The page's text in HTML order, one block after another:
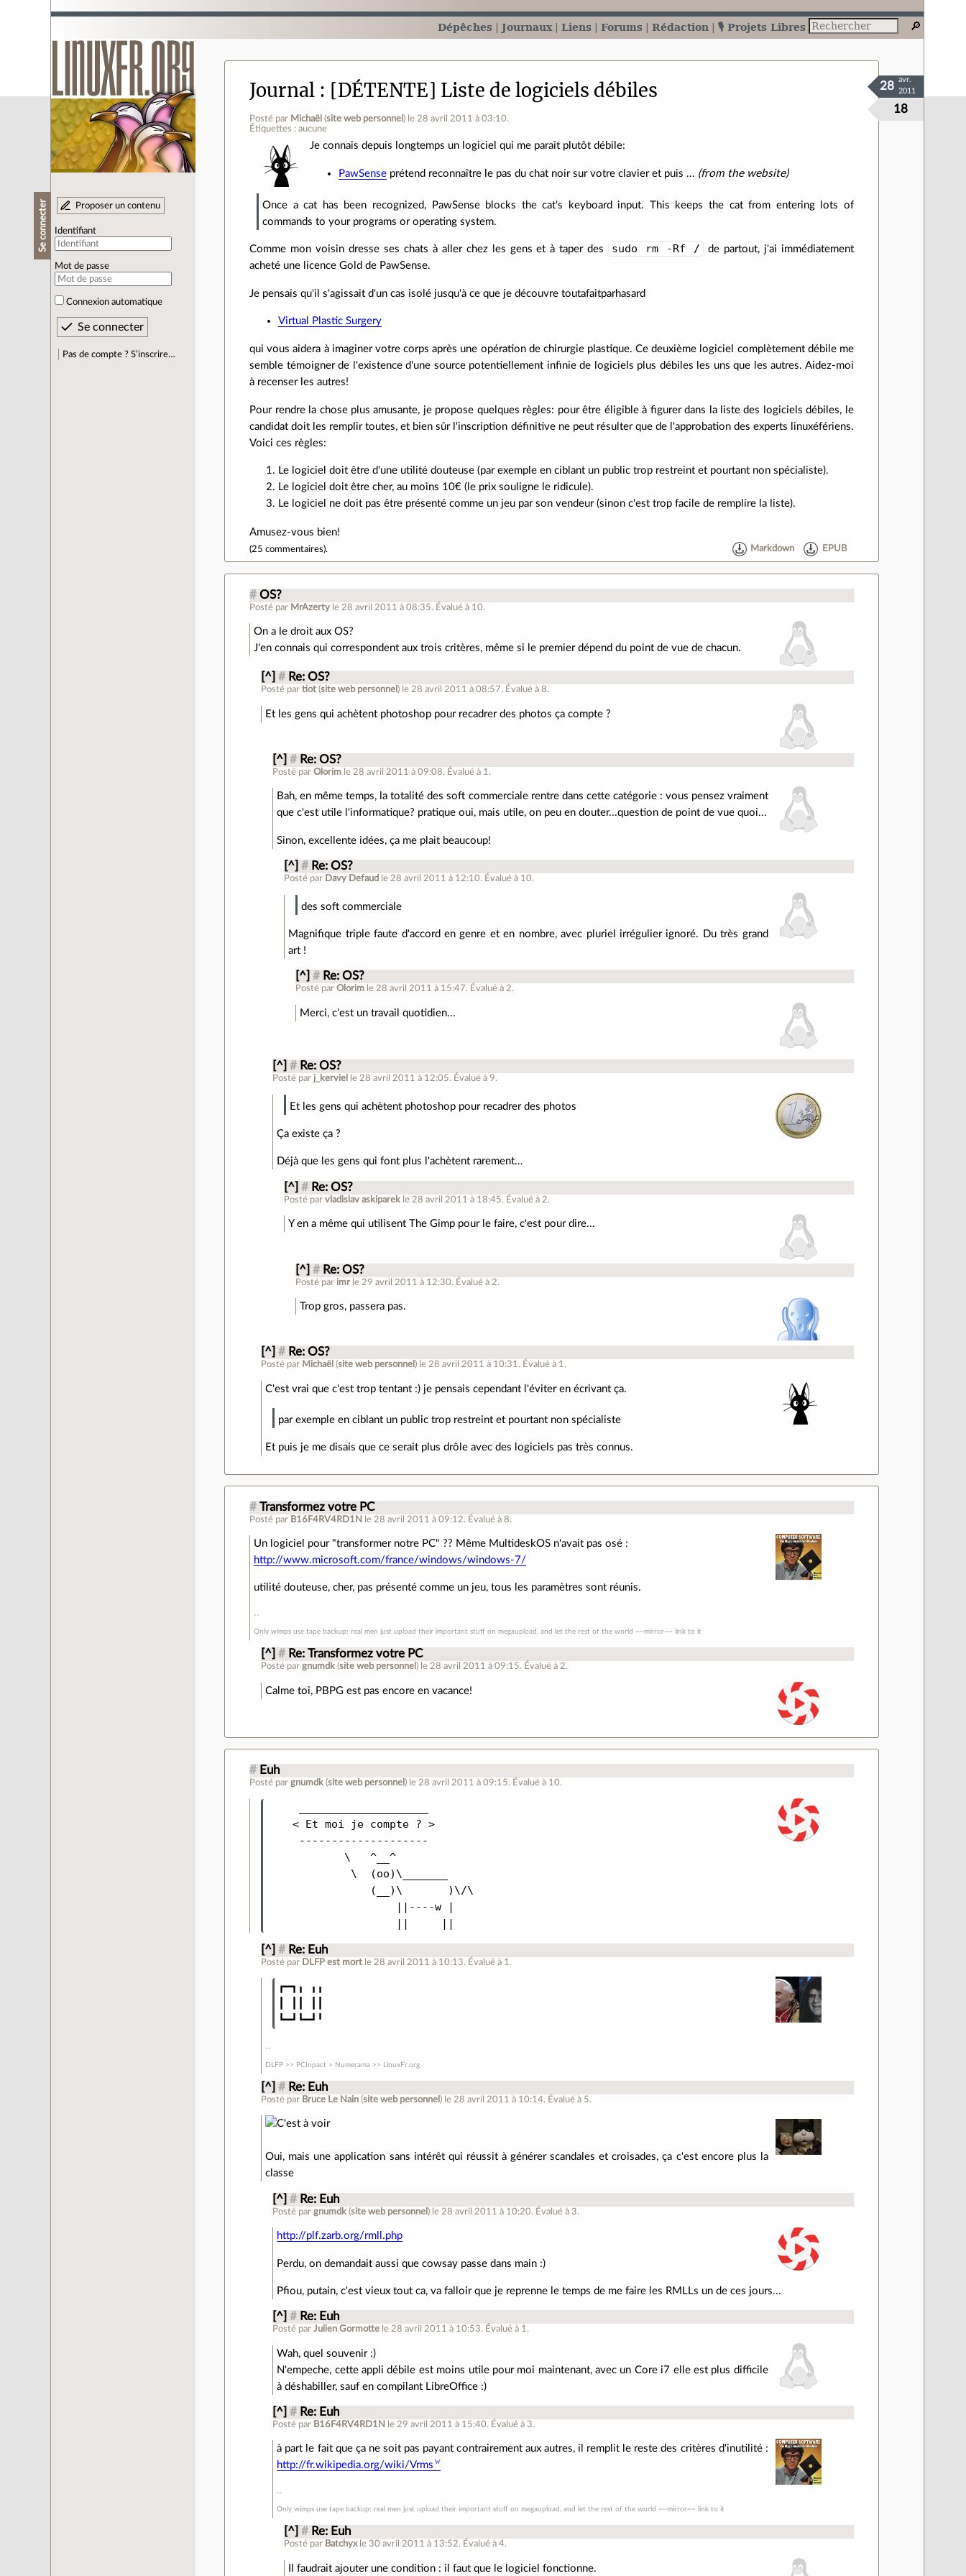
Dépêches Journaux Liens Forums Rédaction 🎙️ Projets Libres
Se connecter Proposer un contenu
Identifiant
Mot de passe
Connexion automatique
Pas de compte ? S’inscrire…
Journal [DÉTENTE] Liste de logiciels débiles
Posté par Michaël (site web personnel ) le 28 avril 2011 à 03:10.
Étiquettes : aucune
18
28
avr.
2011
Je connais depuis longtemps un logiciel qui me paraît plutôt débile:
PawSense prétend reconnaître le pas du chat noir sur votre clavier et puis ... (from the website)
Once a cat has been recognized, PawSense blocks the cat's keyboard input. This keeps the cat from entering lots of
commands to your programs or operating system.
Comme mon voisin dresse ses chats à aller chez les gens et à taper des sudo rm -Rf /
de partout, j'ai immédiatement
acheté une licence Gold de PawSense.
Je pensais qu'il s'agissait d'un cas isolé jusqu'à ce que je découvre toutafaitparhasard
Virtual Plastic Surgery
qui vous aidera à imaginer votre corps après une opération de chirurgie plastique. Ce deuxième logiciel complètement débile me
semble témoigner de l'existence d'une source potentiellement infinie de logiciels plus débiles les uns que les autres. Aidez-moi
à recenser les autres!
Pour rendre la chose plus amusante, je propose quelques règles: pour être éligible à figurer dans la liste des logiciels débiles, le
candidat doit les remplir toutes, et bien sûr l'inscription définitive ne peut résulter que de l'approbation des experts linuxéfériens.
Voici ces règles:
Le logiciel doit être d'une utilité douteuse (par exemple en ciblant un public trop restreint et pourtant non spécialiste).
Le logiciel doit être cher, au moins 10€ (le prix souligne le ridicule).
Le logiciel ne doit pas être présenté comme un jeu par son vendeur (sinon c'est trop facile de remplire la liste).
Amusez-vous bien!
(25 commentaires). Markdown EPUB
# OS?
Posté par MrAzerty le 28 avril 2011 à 08:35. Évalué à 10.
On a le droit aux OS?
J'en connais qui correspondent aux trois critères, même si le premier dépend du point de vue de chacun.
[^] # Re: OS?
Posté partiot (site web personnel ) le 28 avril 2011 à 08:57. Évalué à8.
Et les gens qui achètent photoshop pour recadrer des photos ça compte ?
[^] # Re: OS?
Posté parOlorim le 28 avril 2011 à 09:08. Évalué à 1 .
Bah, en même temps, la totalité des soft commerciale rentre dans cette catégorie : vous pensez vraiment
que c'est utile l'informatique? pratique oui, mais utile, on peu en douter...question de point de vue quoi...
Sinon, excellente idées, ça me plait beaucoup!
[^] # Re: OS?
Posté par Davy Defaud le 28 avril 2011 à 12:10. Évalué à 10.
des soft commerciale
Magnifique triple faute d'accord en genre et en nombre, avec pluriel irrégulier ignoré. Du très grand
art !
[^] # Re: OS?
Posté parOlorim le 28 avril 2011 à 15:47. Évalué à 2.
Merci, c'est un travail quotidien...
[^] # Re: OS?
Posté par j_kerviel le 28 avril 2011 à 12:05. Évalué à9.
Et les gens qui achètent photoshop pour recadrer des photos
Ça existe ça ?
Déjà que les gens qui font plus l'achètent rarement…
[^] # Re: OS?
Posté parvladislav askiparek le 28 avril 2011 à 18:45. Évalué à 2.
Y en a même qui utilisent The Gimp pour le faire, c'est pour dire...
[^] # Re: OS?
Posté par imr le 29 avril 2011 à 12:30. Évalué à 2.
Trop gros, passera pas.
[^] # Re: OS?
Posté par Michaël (site web personnel ) le 28 avril 2011 à 10:31 . Évalué à 1 .
C'est vrai que c'est trop tentant :) je pensais cependant l'éviter en écrivant ça.
par exemple en ciblant un public trop restreint et pourtant non spécialiste
Et puis je me disais que ce serait plus drôle avec des logiciels pas très connus.
# Transformez votre PC
Posté par B16F4RV4RD1N le 28 avril 2011 à 09:12. Évalué à8.
Un logiciel pour "transformer notre PC" ?? Même MultideskOS n'avait pas osé :
http://www.microsoft.com/france/windows/windows-7/
utilité douteuse, cher, pas présenté comme un jeu, tous les paramètres sont réunis.
Only wimps use tape backup: real men just upload their important stuff on megaupload, and let the rest of the world ~~mirror~~ link to it
[^] # Re: Transformez votre PC
Posté pargnumdk (site web personnel ) le 28 avril 2011 à 09:15. Évalué à 2.
Calme toi, PBPG est pas encore en vacance!
# Euh
Posté pargnumdk (site web personnel ) le 28 avril 2011 à 09:15. Évalué à 10.
    < Et moi je compte ? >
     --------------------
            \   ^__^
             \  (oo)\_______
                (__)\       )\/\
                    ||----w |
[^] # Re: Euh
Posté par DLFP est mort le 28 avril 2011 à 10:13. Évalué à 1 .
┏━┓╻ ╻╻
DLFP >> PCInpact > Numerama >> LinuxFr.org
[^] # Re: Euh
Posté par Bruce Le Nain (site web personnel ) le 28 avril 2011 à 10:14. Évalué à 5.
Oui, mais une application sans intérêt qui réussit à générer scandales et croisades, ça c'est encore plus la
classe
[^] # Re: Euh
Posté pargnumdk (site web personnel ) le 28 avril 2011 à 10:20. Évalué à 3.
http://plf.zarb.org/rmll.php
Perdu, on demandait aussi que cowsay passe dans main :)
Pfiou, putain, c'est vieux tout ca, va falloir que je reprenne le temps de me faire les RMLLs un de ces jours...
[^] # Re: Euh
Posté parJulien Gormotte le 28 avril 2011 à 10:53. Évalué à 1 .
Wah, quel souvenir :)
N'empeche, cette appli débile est moins utile pour moi maintenant, avec un Core i7 elle est plus difficile
à déshabiller, sauf en compilant LibreOffice :)
[^] # Re: Euh
Posté par B16F4RV4RD1N le 29 avril 2011 à 15:40. Évalué à 3.
à part le fait que ça ne soit pas payant contrairement aux autres, il remplit le reste des critères d'inutilité :
http://fr.wikipedia.org/wiki/Vrms
Only wimps use tape backup: real men just upload their important stuff on megaupload, and let the rest of the world ~~mirror~~ link to it
[^] # Re: Euh
Posté par Batchyx le 30 avril 2011 à 13:52. Évalué à4.
Il faudrait ajouter une condition : il faut que le logiciel fonctionne.